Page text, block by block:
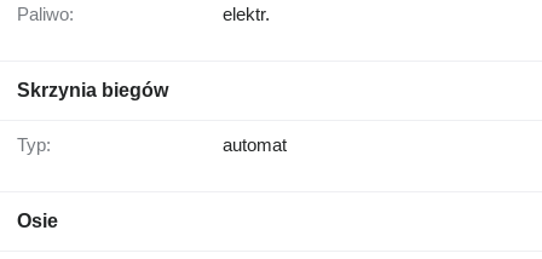
Paliwo: elektr.
Skrzynia biegów
Typ: automat
Osie